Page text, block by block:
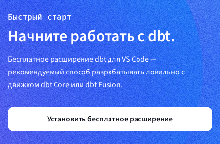
Быстрый старт
Начните работать с dbt.
Бесплатное расширение dbt для VS Code —
рекомендуемый способ разрабатывать локально с
движком dbt Core или dbt Fusion.
Установить бесплатное расширение